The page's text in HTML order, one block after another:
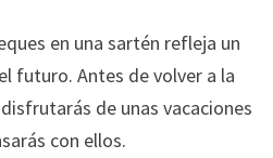
en una sartén refleja un
futuro. Antes de volver a la
de unas vacaciones
con ellos.